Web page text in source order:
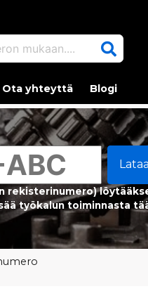
Ota yhteyttä Blogi
rekisterinumero)
työkalun toiminnasta